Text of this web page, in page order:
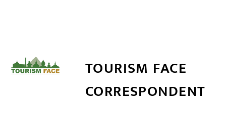
TOURISM FACE
CORRESPONDENT